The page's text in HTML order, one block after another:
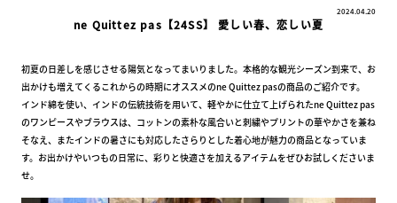
2024.04.20
ne Quittez pas【24SS】 愛しい春、恋しい夏
初夏の日差しを感じさせる陽気となってまいりました。本格的な観光シーズン到来で、お
出かけも増えてくるこれからの時期にオススメのne Quittez pasの商品のご紹介です。
インド綿を使い、インドの伝統技術を用いて、軽やかに仕立て上げられたne Quittez pas
のワンピースやブラウスは、コットンの素朴な風合いと刺繍やプリントの華やかさを兼ね
そなえ、またインドの暑さにも対応したさらりとした着心地が魅力の商品となっていま
す。お出かけやいつもの日常に、彩りと快適さを加えるアイテムをぜひお試しくださいま
せ。